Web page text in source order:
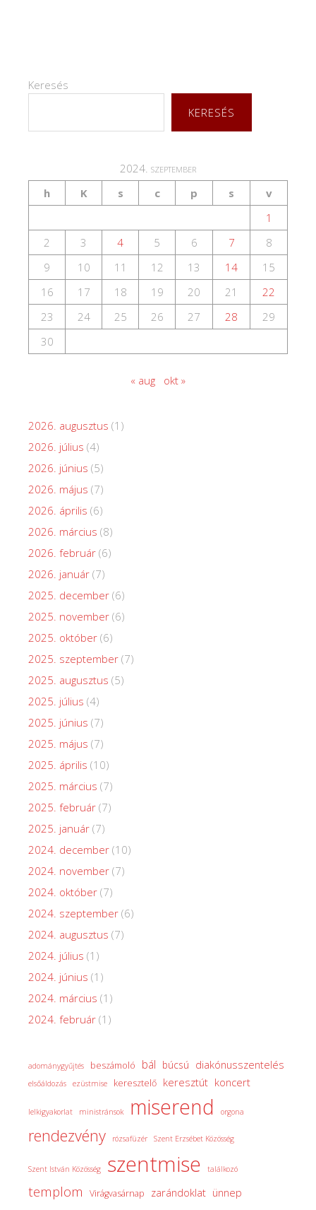
Keresés
KERESÉS
2024. szeptember
h
K s c p s
v
1
2
3 4 5 6 7
8
9
10 11 12 13 14
15
16
17 18 19 20 21
22
23
24 25 26 27 28
29
30
« aug okt »
2026. augusztus (1)
2026. július (4)
2026. június (5)
2026. május (7)
2026. április (6)
2026. március (8)
2026. február (6)
2026. január (7)
2025. december (6)
2025. november (6)
2025. október (6)
2025. szeptember (7)
2025. augusztus (5)
2025. július (4)
2025. június (7)
2025. május (7)
2025. április (10)
2025. március (7)
2025. február (7)
2025. január (7)
2024. december (10)
2024. november (7)
2024. október (7)
2024. szeptember (6)
2024. augusztus (7)
2024. július (1)
2024. június (1)
2024. március (1)
2024. február (1)
adománygyűjtés beszámoló bál búcsú diakónusszentelés
elsőáldozás ezüstmise keresztelő keresztút koncert
lelkigyakorlat ministránsok miserend orgona
rendezvény rózsafüzér Szent Erzsébet Közösség
Szent István Közösség szentmise találkozó
templom Virágvasárnap zarándoklat ünnep